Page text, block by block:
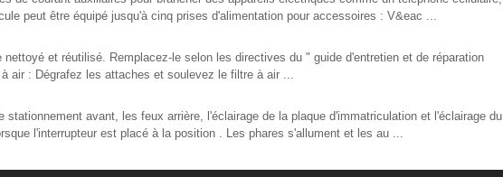
peut être équipé jusqu'à cinq prises d'alimentation pour accessoires : V&eac ...
nettoyé et réutilisé. Remplacez-le selon les directives du " guide d'entretien et de réparation
air : Dégrafez les attaches et soulevez le filtre à air ...
stationnement avant, les feux arrière, l'éclairage de la plaque d'immatriculation et l'éclairage du
l'interrupteur est placé à la position . Les phares s'allument et les au ...